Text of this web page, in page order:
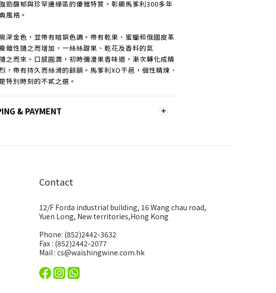
勁馥郁與珍罕邊緣區的優雅特質，彰顯馬爹利300多年
風格。
深金色，並帶有暗銅色調。帶有乾果、蜜蠟和俄國皮革
雜性隨之而增加，一絲絲甜果、乾花及香料的氣
之而來。口感圓潤，初時彌漫果香味道，漸次轉化成精
，帶有持久而絲滑的餘韻。馬爹利XO干邑，個性精煉、
特別時刻的不貳之選。
& PAYMENT
Contact
12/F Forda industrial building, 16 Wang chau road,
Yuen Long, New territories,Hong Kong
Phone: (852)2442-3632
Fax : (852)2442-2077
Mail : cs@waishingwine.com.hk